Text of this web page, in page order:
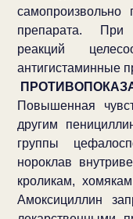
препарата. При
реакций
антигистаминные
Повышенная
другим
группы
нороклав
кроликам,
Амоксициллин